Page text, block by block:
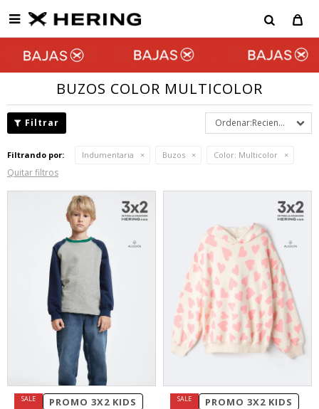

BUZOS COLOR MULTICOLOR
Recientes
Filtrando por: Indumentaria Buzos Color: Multicolor
Quitar filtros
PROMO 3X2 KIDS PROMO 3X2 KIDS